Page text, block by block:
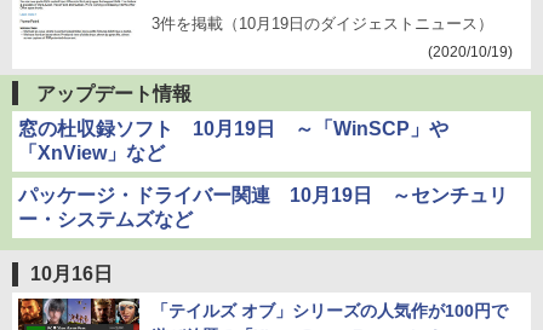
3件を掲載（10月19日のダイジェストニュース）
(2020/10/19)
アップデート情報
窓の杜収録ソフト 10月19日 ～「WinSCP」や
「XnView」など
パッケージ・ドライバー関連 10月19日 ～センチュリ
ー・システムズなど
10月16日
「テイルズ オブ」シリーズの人気作が100円で